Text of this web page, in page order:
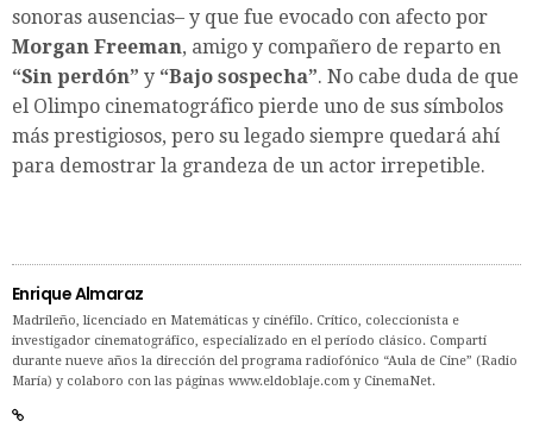
sonoras ausencias– y que fue evocado con afecto por
Morgan Freeman, amigo y compañero de reparto en
“Sin perdón” y “Bajo sospecha”. No cabe duda de que
el Olimpo cinematográfico pierde uno de sus símbolos
más prestigiosos, pero su legado siempre quedará ahí
para demostrar la grandeza de un actor irrepetible.
Enrique Almaraz
Madrileño, licenciado en Matemáticas y cinéfilo. Crítico, coleccionista e
investigador cinematográfico, especializado en el período clásico. Compartí
durante nueve años la dirección del programa radiofónico “Aula de Cine” (Radio
María) y colaboro con las páginas www.eldoblaje.com y CinemaNet.